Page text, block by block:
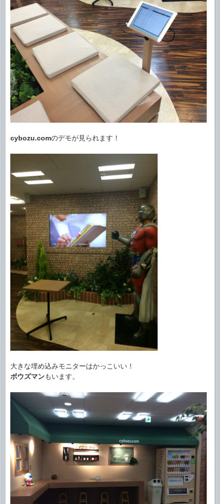
cybozu.comのデモが見られます！
大きな埋め込みモニターはかっこいい！
ボウズマンもいます。